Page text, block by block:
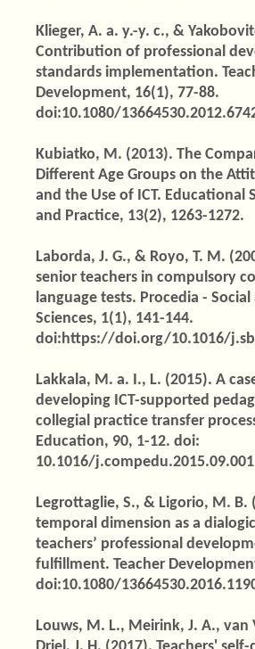
Klieger, A. a. y.-y. c., &
Contribution of professional
standards implementation.
Development, 16(1), 77-88.
doi:10.1080/
Kubiatko, M. (2013). The
Different Age Groups on the
and the Use of ICT. Educational
and Practice, 13(2), 1263-1272.
Laborda, J. G., & Royo, T. M.
senior teachers in compulsory
language tests. Procedia -
Sciences, 1(1), 141-144.
doi:https://doi.org/10.1016/
Lakkala, M. a. I., L. (2015). A
developing ICT-supported
collegial practice transfer
Education, 90, 1-12. doi:
10.1016/j.compedu.2015.09.001
Legrottaglie, S., & Ligorio, M. B.
temporal dimension as a
teachers’ professional
fulfillment. Teacher
doi:10.1080/
Louws, M. L., Meirink, J. A., van